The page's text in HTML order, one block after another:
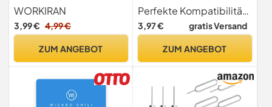
Kartenträger Auswerfer,
Removal Tool, SIM Handy
Nadel Kompatibel mit Allen
Samsung Galaxy
WORKIRAN
3,99 € 4,99 €
ZUM ANGEBOT
mit iPhone 6s Plus inklusive
SIM-Nadel SIM-
Kartensteckplatz (Silber)
Perfekte Kompatibilität Für iPhone 6s Plus optimaler Ersatz SIM-Kartenhalter, Garantiert optimale Passform.
3,97 € gratis Versand
ZUM ANGEBOT